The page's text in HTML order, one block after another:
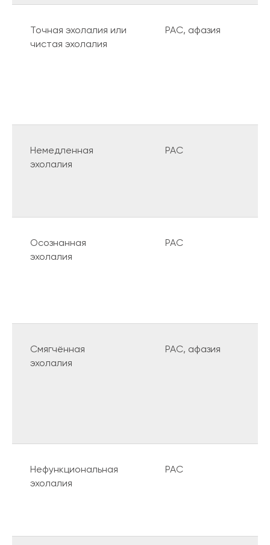
Точная эхолалия или
чистая эхолалия
РАС, афазия
Немедленная
эхолалия
РАС
Осознанная
эхолалия
РАС
Смягчённая
эхолалия
РАС, афазия
Нефункциональная
эхолалия
РАС
корней — ключ к эффективной
помощи. Гипоксия может привести к
одним из факторов риска развития
Хотите разобраться, как гипоксия
умеет искать?